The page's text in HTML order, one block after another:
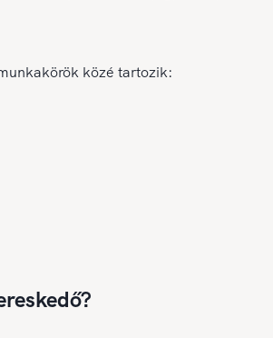
közé tartozik: